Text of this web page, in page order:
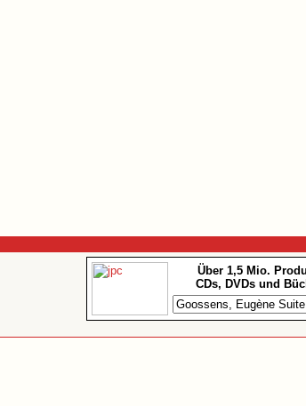
Über 1,5 Mio.
CDs, DVDs und